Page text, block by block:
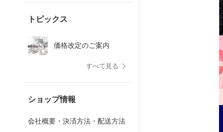
トピックス
価格改定のご案内
すべて見る
ショップ情報
会社概要・決済方法・配送方法